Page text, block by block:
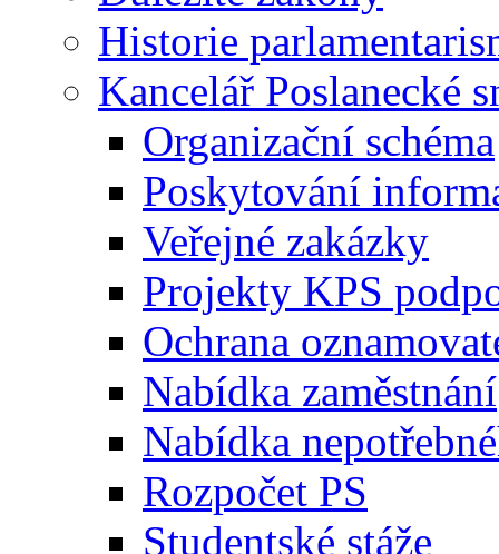
Historie
Kancelář Poslanecké
Organizační schéma
Poskytování
Veřejné zakázky
Projekty KPS
Ochrana
Nabídka zaměstnání
Nabídka
Rozpočet PS
Studentské stáže